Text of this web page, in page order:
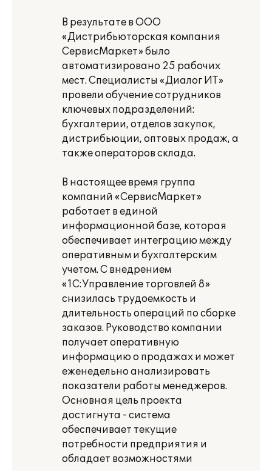
В результате в ООО
«Дистрибьюторская компания
СервисМаркет» было
автоматизировано 25 рабочих
мест. Специалисты «Диалог ИТ»
провели обучение сотрудников
ключевых подразделений:
бухгалтерии, отделов закупок,
дистрибьюции, оптовых продаж, а
также операторов склада.
В настоящее время группа
компаний «СервисМаркет»
работает в единой
информационной базе, которая
обеспечивает интеграцию между
оперативным и бухгалтерским
учетом. С внедрением
«1С:Управление торговлей 8»
снизилась трудоемкость и
длительность операций по сборке
заказов. Руководство компании
получает оперативную
информацию о продажах и может
еженедельно анализировать
показатели работы менеджеров.
Основная цель проекта
достигнута - система
обеспечивает текущие
потребности предприятия и
обладает возможностями